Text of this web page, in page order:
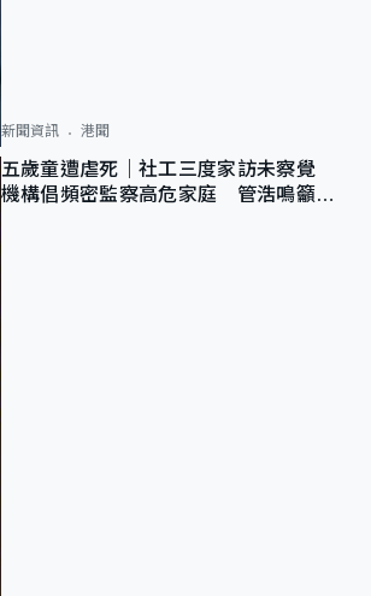
新聞資訊 港聞
五歲童遭虐死｜社工三度家訪未察覺
機構倡頻密監察高危家庭 管浩鳴籲加